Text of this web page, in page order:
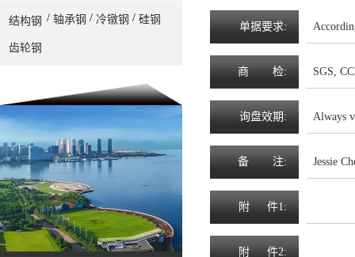
结构钢 / 轴承钢 / 冷镦钢 / 硅钢
齿轮钢
单据要求:
商 检: SGS,
询盘效期 : Always
备 注: Jessie
附 件1:
附 件2: